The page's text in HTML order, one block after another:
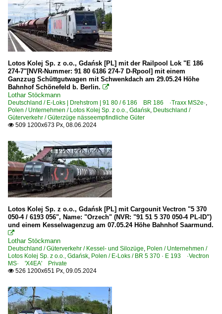
Lotos Kolej Sp. z o.o., Gdańsk [PL] mit der Railpool Lok "E 186
274-7"[NVR-Nummer: 91 80 6186 274-7 D-Rpool] mit einem
Ganzzug Schüttgutwagen mit Schwenkdach am 29.05.24 Höhe
Bahnhof Schönefeld b. Berlin. 
Lothar Stöckmann
Deutschland / E-Loks | Drehstrom | 91 80 / 6 186 BR 186 ·Traxx MS2e·,
Polen / Unternehmen / Lotos Kolej Sp. z o.o., Gdańsk, Deutschland /
Güterverkehr / Güterzüge nässeempfindliche Güter
 509 1200x673 Px, 08.06.2024
Lotos Kolej Sp. z o.o., Gdańsk [PL] mit Cargounit Vectron "5 370
050-4 / 6193 056", Name: "Orzech" (NVR: "91 51 5 370 050-4 PL-ID")
und einem Kesselwagenzug am 07.05.24 Höhe Bahnhof Saarmund.

Lothar Stöckmann
Deutschland / Güterverkehr / Kessel- und Silozüge, Polen / Unternehmen /
Lotos Kolej Sp. z o.o., Gdańsk, Polen / E-Loks / BR 5 370 · E 193 ·Vectron
MS· 'X4EA' Private
 526 1200x651 Px, 09.05.2024